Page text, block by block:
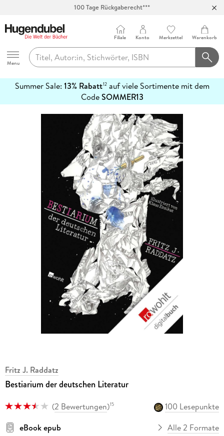
100 Tage Rückgaberecht***
Hugendubel
Menu
Filiale Konto Merkzettel Warenkorb
Summer Sale: 13% Rabatt12auf viele Sortimente mit dem
CodeSOMMER13
erfahren
Fritz J. Raddatz
Bestiarium der deutschen Literatur
(2 Bewertungen)15
100 Lesepunkte
eBook epub
Alle 2 Formate